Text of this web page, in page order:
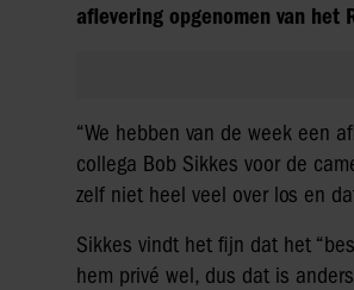
aflevering opgenomen van het
“We hebben van de week een
collega Bob Sikkes voor de
zelf niet heel veel over los en
Sikkes vindt het fijn dat het
hem privé wel, dus dat is